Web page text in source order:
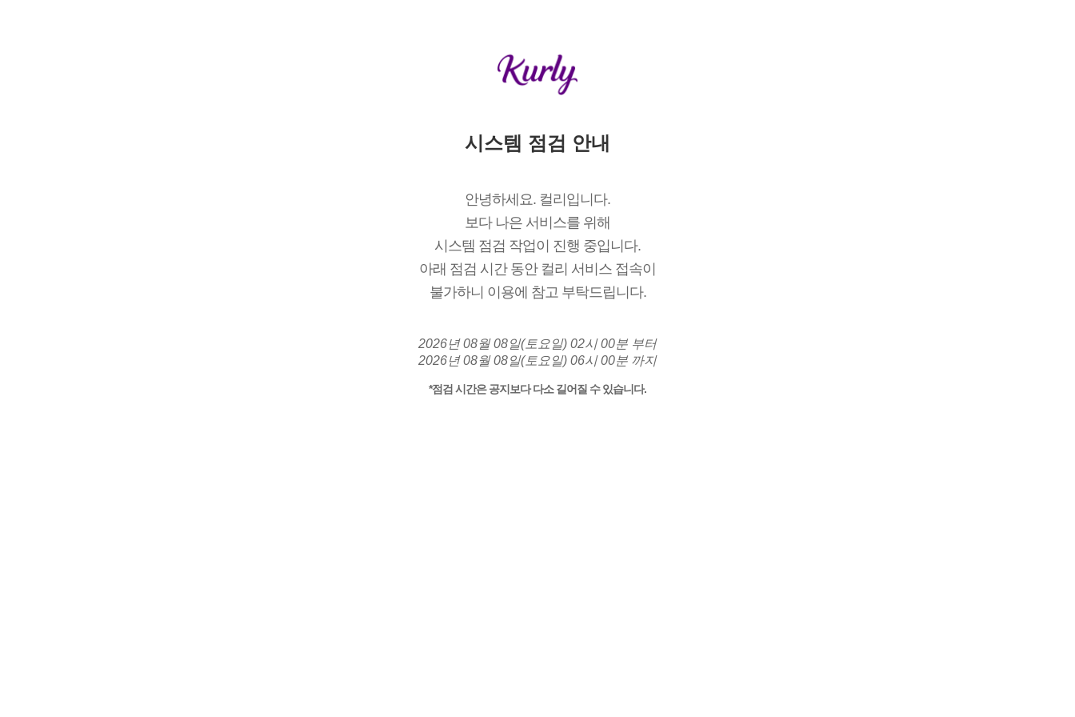
시스템 점검 안내
안녕하세요. 컬리입니다.
보다 나은 서비스를 위해
시스템 점검 작업이 진행 중입니다.
아래 점검 시간 동안 컬리 서비스 접속이
불가하니 이용에 참고 부탁드립니다.
2026년 08월 08일(토요일) 02시 00분 부터
2026년 08월 08일(토요일) 06시 00분 까지
*점검 시간은 공지보다 다소 길어질 수 있습니다.